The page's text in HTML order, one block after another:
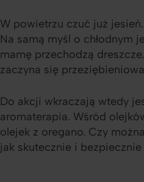
W powietrzu czuć już
Na samą myśl o chłodnym
mamę przechodzą
zaczyna się
Do akcji wkraczają wtedy
aromaterapia. Wśród
olejek z oregano. Czy
jak skutecznie i